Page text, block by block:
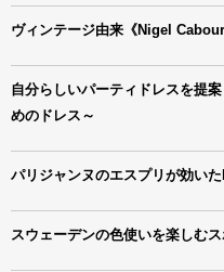
ヴィンテージ由来《Nigel
自分らしいパーティドレスを提
めのドレス～
パリジャンヌのエスプリが効い
スウェーデンの色使いを楽しむ